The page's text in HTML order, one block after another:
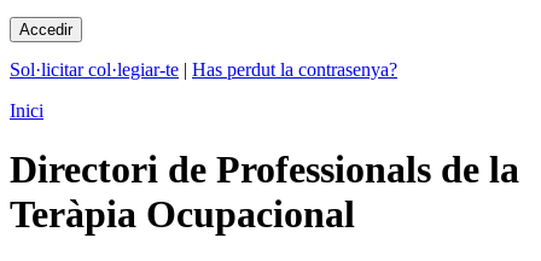
Sol·licitar col·legiar-te | Has perdut la contrasenya?
Inici
Directori de Professionals de la
Teràpia Ocupacional